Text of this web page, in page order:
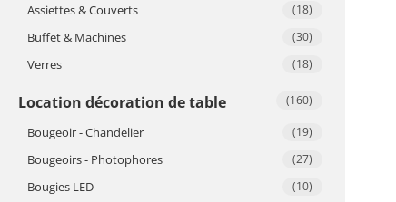
Assiettes & Couverts (18)
Buffet & Machines (30)
Verres (18)
Location décoration de table (160)
Bougeoir - Chandelier (19)
Bougeoirs - Photophores (27)
Bougies LED (10)